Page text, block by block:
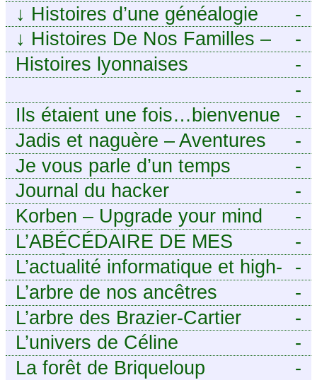
-
↓ Histoires d’une généalogie
Léonarde
-
↓ Histoires De Nos Familles –
Blog de généalogie
-
Histoires lyonnaises
-
https://
-
Ils étaient une fois…bienvenue
chez mes ancêtres. – Une
histoire tourangelle, mais pas
seulement.
-
Jadis et naguère – Aventures
généalogiques de l’Atlantique
aux contreforts des Alpes
-
Je vous parle d’un temps
-
Journal du hacker
-
Korben – Upgrade your mind
-
L’ABÉCÉDAIRE DE MES
ANCÊTRES – Tout ce que
j’aurais aimé savoir sur ma
famille mais n’ai jamais osé
demander
-
L’actualité informatique et high-
tech pour décideurs IT.
-
L’arbre de nos ancêtres
-
L’arbre des Brazier-Cartier
-
L’univers de Céline
-
La forêt de Briqueloup